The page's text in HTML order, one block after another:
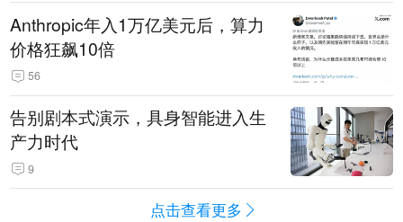
Anthropic年入1万亿美元后，算力
价格狂飙10倍
56
告别剧本式演示，具身智能进入生
产力时代
9
点击查看更多